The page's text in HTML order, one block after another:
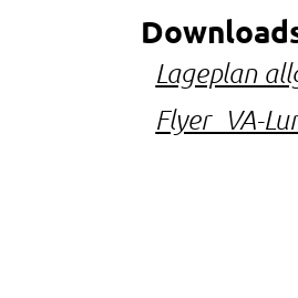
Lageplan
Flyer_VA-